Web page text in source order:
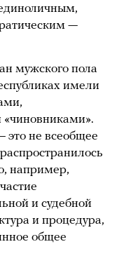
—
мужского пола
имели
это не всеобщее
например,
и судебной
и процедура,
общее